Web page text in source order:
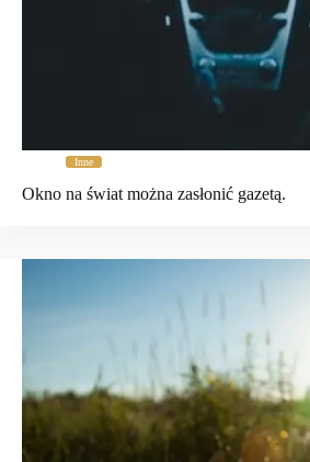
Inne
Okno na świat można zasłonić gazetą.